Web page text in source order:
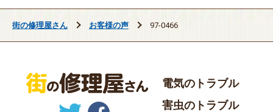
街の修理屋さん お客様の声 97-0466
電気のトラブル
害虫のトラブル